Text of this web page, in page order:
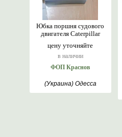
цену уточняйте
в наличии
Юбка поршня судового
двигателя Caterpillar
ФОП Краснов
(Украина) Одесса